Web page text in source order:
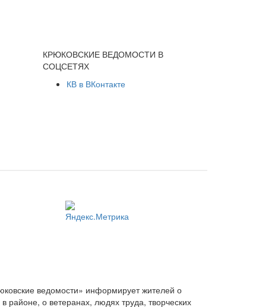
КРЮКОВСКИЕ ВЕДОМОСТИ В
СОЦСЕТЯХ
КВ в ВКонтакте
ведомости» информирует жителей о
районе, о ветеранах, людях труда, творческих